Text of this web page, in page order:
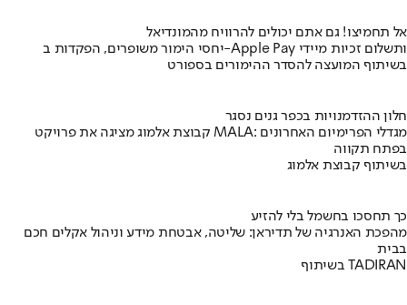
אל תחמיצו! גם אתם יכולים להרוויח מהמונדיאל
יחסי הימור משופרים, הפקדות ב-Apple Pay ותשלום זכיות מיידי
בשיתוף המועצה להסדר ההימורים בספורט
חלון ההזדמנויות בכפר גנים נסגר
קבוצת אלמוג מציגה את פרויקט MALA: מגדלי הפרימיום האחרונים
בפתח תקווה
בשיתוף קבוצת אלמוג
כך תחסכו בחשמל בלי להזיע
מהפכת האנרגיה של תדיראן: שליטה, אבטחת מידע וניהול אקלים חכם
בבית
בשיתוף TADIRAN